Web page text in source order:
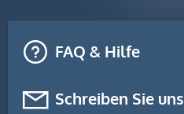
FAQ & Hilfe
Schreiben Sie uns